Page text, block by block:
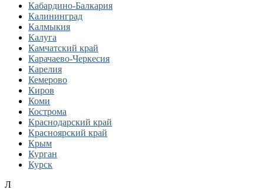
Кабардино-Балкария
Калининград
Калмыкия
Калуга
Камчатский край
Карачаево-Черкесия
Карелия
Кемерово
Киров
Коми
Кострома
Краснодарский край
Красноярский край
Крым
Курган
Курск
Л